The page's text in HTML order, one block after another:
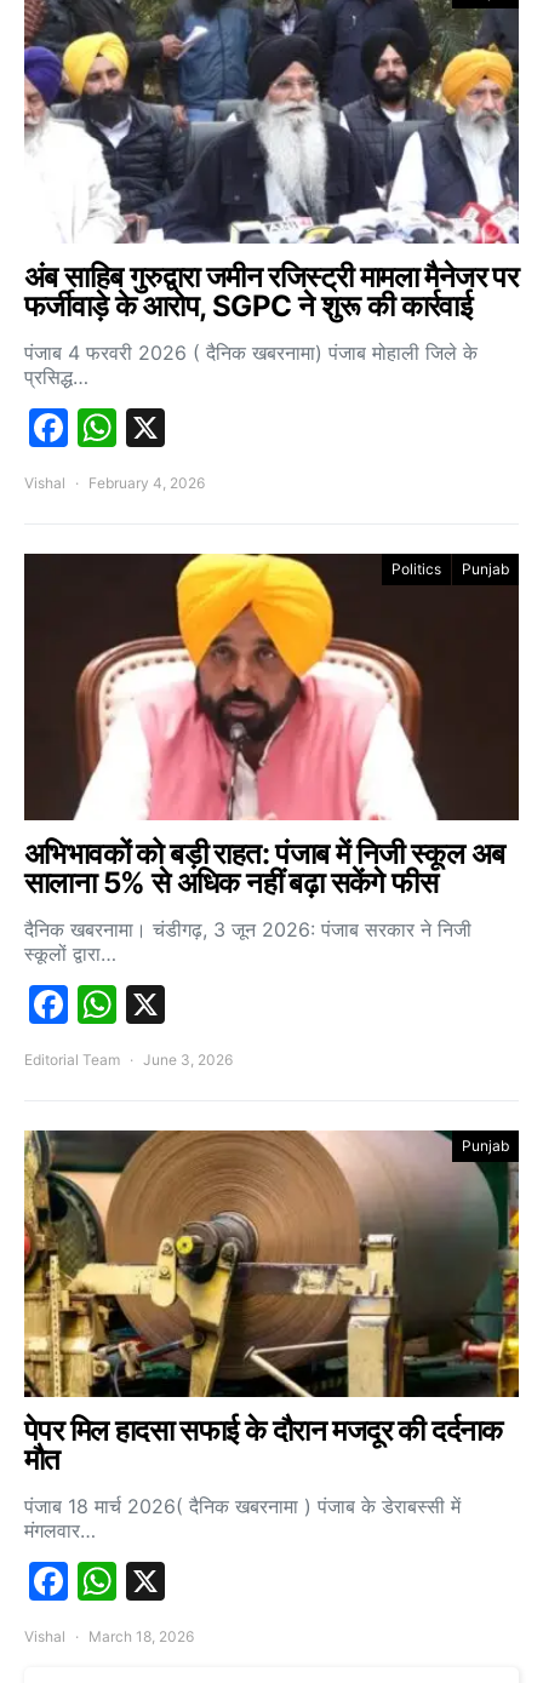
अंब साहिब गुरुद्वारा जमीन रजिस्ट्री मामला मैनेजर पर
फर्जीवाड़े के आरोप, SGPC ने शुरू की कार्रवाई
पंजाब 4 फरवरी 2026 ( दैनिक खबरनामा) पंजाब मोहाली जिले के
प्रसिद्ध…
Facebook
WhatsApp
Vishal February 4, 2026
Politics Punjab
अभिभावकों को बड़ी राहत: पंजाब में निजी स्कूल अब
सालाना 5% से अधिक नहीं बढ़ा सकेंगे फीस
दैनिक खबरनामा। चंडीगढ़, 3 जून 2026: पंजाब सरकार ने निजी
स्कूलों द्वारा…
Facebook
WhatsApp
Editorial Team June 3, 2026
Punjab
पेपर मिल हादसा सफाई के दौरान मजदूर की दर्दनाक
मौत
पंजाब 18 मार्च 2026( दैनिक खबरनामा ) पंजाब के डेराबस्सी में
मंगलवार…
Facebook
WhatsApp
Vishal March 18, 2026